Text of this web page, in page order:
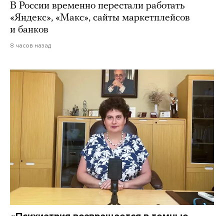
В России временно перестали работать
«Яндекс», «Макс», сайты маркетплейсов
и банков
8 часов назад